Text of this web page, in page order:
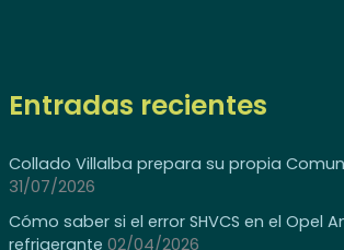
Entradas recientes
Collado Villalba prepara su propia
31/07/2026
Cómo saber si el error SHVCS en el Opel
refrigerante 02/04/2026